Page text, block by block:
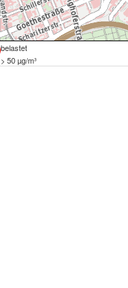
belastet
> 50 µg/m³